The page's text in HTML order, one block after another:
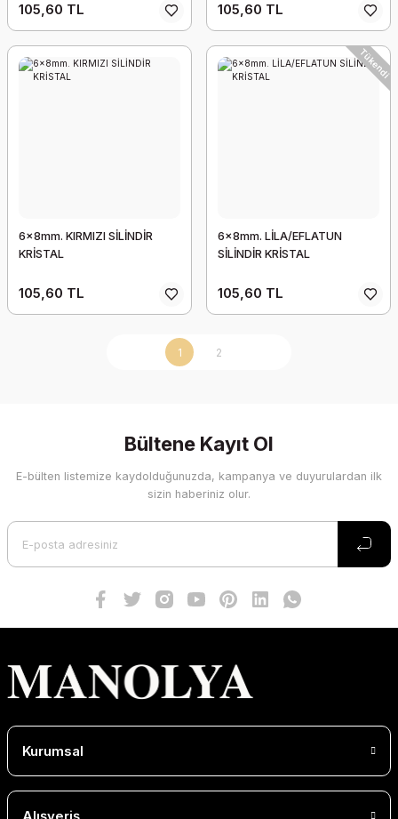
105,60 TL 105,60 TL
6x8mm. KIRMIZI SİLİNDİR
KRİSTAL
105,60 TL
Tükendi
6x8mm. LİLA/EFLATUN
SİLİNDİR KRİSTAL
105,60 TL
1 2
Bültene Kayıt Ol
E-bülten listemize kaydolduğunuzda, kampanya ve duyurulardan ilk
sizin haberiniz olur.
Kurumsal